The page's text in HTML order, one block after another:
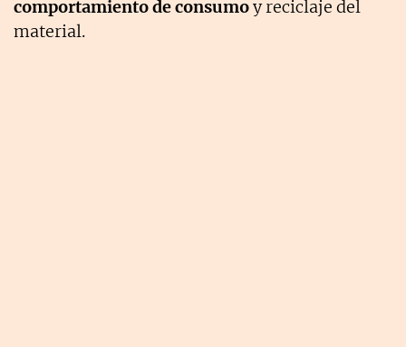
comportamiento de consumoy reciclaje del
material.